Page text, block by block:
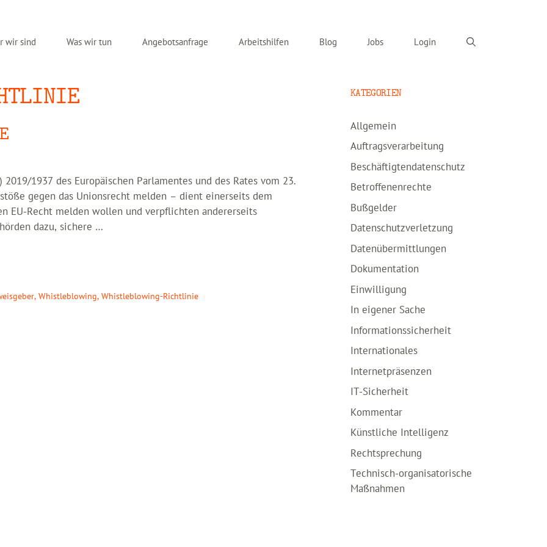
wir sind Was wir tun Angebotsanfrage Arbeitshilfen Blog Jobs Login
1937 des Europäischen Parlamentes und des Rates vom 23.
gegen das Unionsrecht melden – dient einerseits dem
EU-Recht melden wollen und verpflichten andererseits
dazu, sichere …
,Whistleblowing,Whistleblowing-Richtlinie
KATEGORIEN
Allgemein
Auftragsverarbeitung
Beschäftigtendatenschutz
Betroffenenrechte
Bußgelder
Datenschutzverletzung
Datenübermittlungen
Dokumentation
Einwilligung
In eigener Sache
Informationssicherheit
Internationales
Internetpräsenzen
IT-Sicherheit
Kommentar
Künstliche Intelligenz
Rechtsprechung
Technisch-organisatorische
Maßnahmen